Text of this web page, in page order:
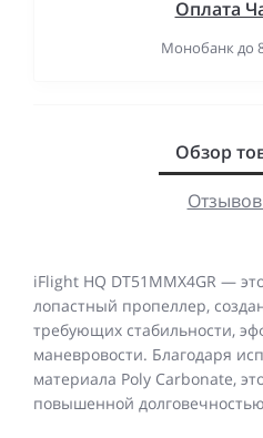
Оплата
Монобанк до
Обзор
iFlight HQ DT51MMX4GR —
лопастный пропеллер,
требующих стабильности,
маневровости. Благодаря
материала Poly Carbonate,
повышенной